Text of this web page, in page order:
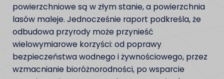
powierzchniowe są w złym stanie, a powierzchnia
lasów maleje. Jednocześnie raport podkreśla, że
odbudowa przyrody może przynieść
wielowymiarowe korzyści: od poprawy
bezpieczeństwa wodnego i żywnościowego, przez
wzmacnianie bioróżnorodności, po wsparcie